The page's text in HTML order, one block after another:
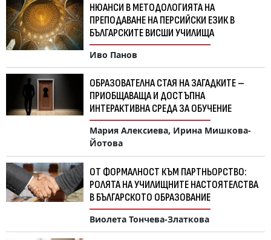
НЮАНСИ В МЕТОДОЛОГИЯТА НА
ПРЕПОДАВАНЕ НА ПЕРСИЙСКИ ЕЗИК В
БЪЛГАРСКИТЕ ВИСШИ УЧИЛИЩА
Иво Панов
ОБРАЗОВАТЕЛНА СТАЯ НА ЗАГАДКИТЕ –
ПРИОБЩАВАЩА И ДОСТЪПНА
ИНТЕРАКТИВНА СРЕДА ЗА ОБУЧЕНИЕ
Мария Алексиева, Ирина Мишкова-
Йотова
ОТ ФОРМАЛНОСТ КЪМ ПАРТНЬОРСТВО:
РОЛЯТА НА УЧИЛИЩНИТЕ НАСТОЯТЕЛСТВА
В БЪЛГАРСКОТО ОБРАЗОВАНИЕ
Виолета Тончева-Златкова